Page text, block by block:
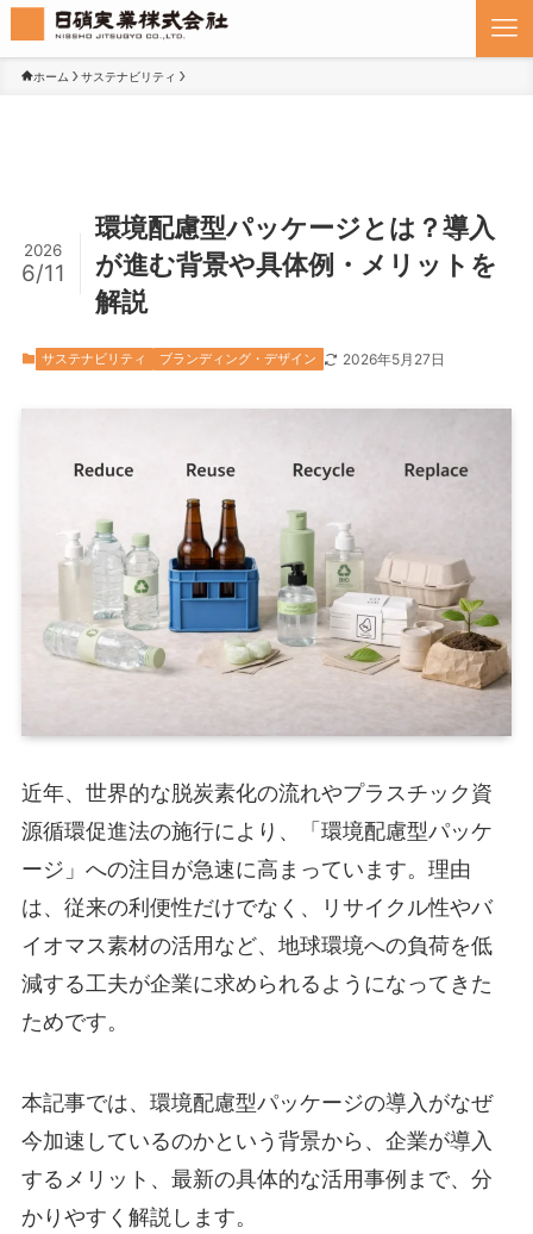
ホーム サステナビリティ
環境配慮型パッケージとは？導入
が進む背景や具体例・メリットを
解説
2026
6/11
サステナビリティ ブランディング・デザイン 2026年5月27日
近年、世界的な脱炭素化の流れやプラスチック資
源循環促進法の施行により、「環境配慮型パッケ
ージ」への注目が急速に高まっています。理由
は、従来の利便性だけでなく、リサイクル性やバ
イオマス素材の活用など、地球環境への負荷を低
減する工夫が企業に求められるようになってきた
ためです。
本記事では、環境配慮型パッケージの導入がなぜ
今加速しているのかという背景から、企業が導入
するメリット、最新の具体的な活用事例まで、分
かりやすく解説します。